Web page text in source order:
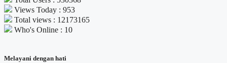
Views Today : 953
Total views : 12173165
Who's Online : 10
Melayani dengan hati